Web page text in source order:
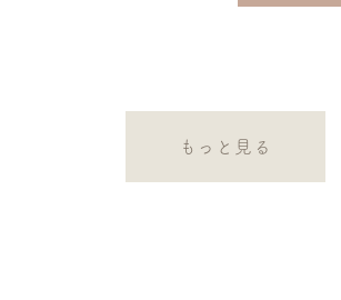
もっと見る